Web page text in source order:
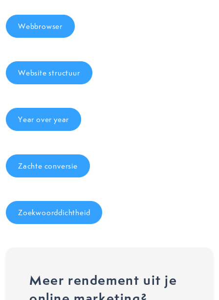
Webbrowser
Website structuur
Year over year
Zachte conversie
Zoekwoorddichtheid
Meer rendement uit je